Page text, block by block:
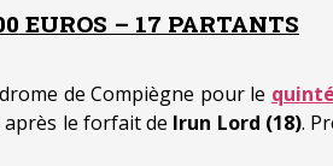
EUROS – 17 PARTANTS
de Compiègne pour le quinté
après le forfait de Irun Lord (18).